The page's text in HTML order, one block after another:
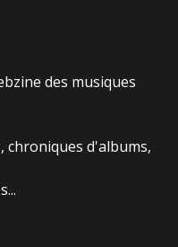
des musiques
chroniques d'albums,